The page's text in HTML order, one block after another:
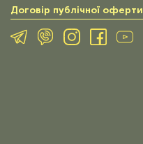
Договір публічної оферти